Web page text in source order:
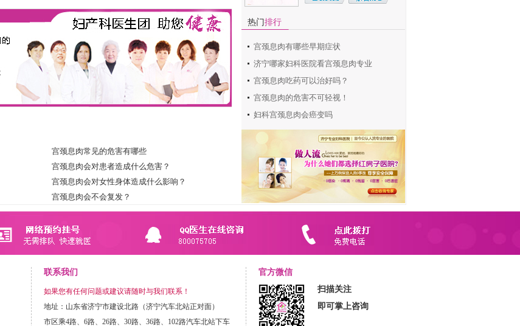
宫颈息肉常见的危害有哪些
宫颈息肉会对患者造成什么危害？
宫颈息肉会对女性身体造成什么影响？
宫颈息肉会不会复发？
临床１０余年，...
侯祥艳
门诊主任
原因引起的盆腔...
张吉文
门诊主任
毕业于济宁医学院，从事妇产
科临床工作10余...
门诊主任
毕业于济宁医学院，从事肛
田俊焕
毕业于济宁医学院，从事妇产
热门排行
宫颈息肉有哪些早期症状
济宁哪家妇科医院看宫颈息肉专业
宫颈息肉吃药可以治好吗？
宫颈息肉的危害不可轻视！
妇科宫颈息肉会癌变吗
联系我们
如果您有任何问题或建议请随时与我们联系！
地址：山东省济宁市建设北路（济宁汽车北站正对面）
市区乘4路、6路、26路、30路、36路、102路汽车北站下车
官方微信
扫描关注
即可掌上咨询